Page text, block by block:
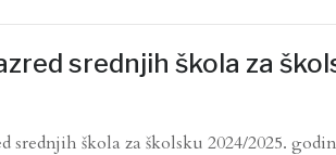
srednjih škola za
škola za školsku 2024/2025.